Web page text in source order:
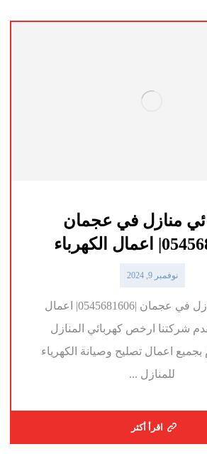
منازل في عجمان
نوفمبر 9, 2024
كهربائي منازل في عجمان |0545681606| اعمال
شركتنا ارخص كهربائي المنازل
اعمال تصليح وصيانة الكهرياء
للمنازل ...
اقرأ أكثر